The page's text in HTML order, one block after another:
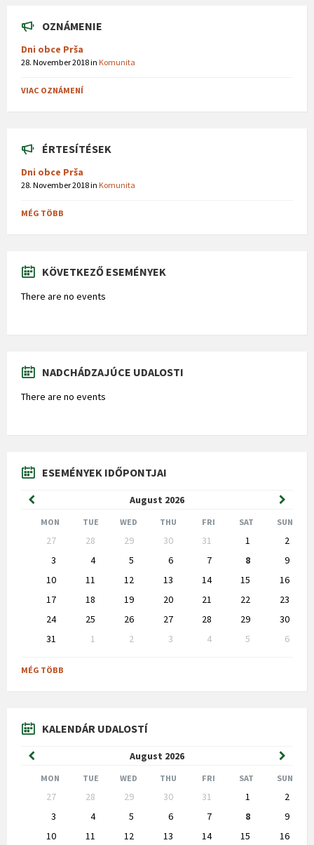
OZNÁMENIE
Dni obce Prša
28. November 2018in Komunita
VIAC OZNÁMENÍ
ÉRTESÍTÉSEK
Dni obce Prša
28. November 2018in Komunita
MÉG TÖBB
KÖVETKEZŐ ESEMÉNYEK
There are no events
NADCHÁDZAJÚCE UDALOSTI
There are no events
ESEMÉNYEK IDŐPONTJAI
August 2026
Previous
Month
Month
MON TUE WED THU FRI SAT SUN
calendar
27 28 29 30 31 1
2
3
4 5 6 7 8
9
10
11 12 13 14 15
16
17
18 19 20 21 22
23
24
25 26 27 28 29
30
31
1 2 3 4 5
6
to
calendar
MÉG TÖBB
KALENDÁR UDALOSTÍ
August 2026
Previous
Month
Month
MON TUE WED THU FRI SAT SUN
calendar
27 28 29 30 31 1
2
3
4 5 6 7 8
9
10
11 12 13 14 15 16